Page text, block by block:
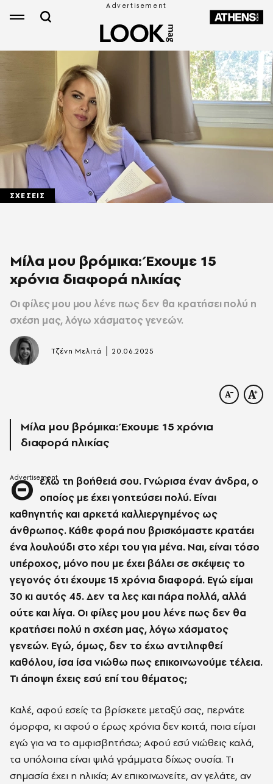
ΣΧΕΣΕΙΣ
Μίλα μου βρόμικα: Έχουμε 15
χρόνια διαφορά ηλικίας
Οι φίλες μου μου λένε πως δεν θα κρατήσει πολύ η
σχέση μας, λόγω χάσματος γενεών.
Τζένη Μελιτά | 20.06.2025
Μίλα μου βρόμικα: Έχουμε 15 χρόνια
διαφορά ηλικίας
Θ έλω τη βοήθειά σου. Γνώρισα έναν άνδρα, ο
οποίος με έχει γοητεύσει πολύ. Είναι
καθηγητής και αρκετά καλλιεργημένος ως
άνθρωπος. Κάθε φορά που βρισκόμαστε κρατάει
ένα λουλούδι στο χέρι του για μένα. Ναι, είναι τόσο
υπέροχος, μόνο που με έχει βάλει σε σκέψεις το
γεγονός ότι έχουμε 15 χρόνια διαφορά. Εγώ είμαι
30 κι αυτός 45. Δεν τα λες και πάρα πολλά, αλλά
ούτε και λίγα. Οι φίλες μου μου λένε πως δεν θα
κρατήσει πολύ η σχέση μας, λόγω χάσματος
γενεών. Εγώ, όμως, δεν το έχω αντιληφθεί
καθόλου, ίσα ίσα νιώθω πως επικοινωνούμε τέλεια.
Τι άποψη έχεις εσύ επί του θέματος;
Καλέ, αφού εσείς τα βρίσκετε μεταξύ σας, περνάτε
όμορφα, κι αφού ο έρως χρόνια δεν κοιτά, ποια είμαι
εγώ για να το αμφισβητήσω; Αφού εσύ νιώθεις καλά,
τα υπόλοιπα είναι ψιλά γράμματα δίχως ουσία. Τι
σημασία έχει η ηλικία; Αν επικοινωνείτε, αν γελάτε, αν